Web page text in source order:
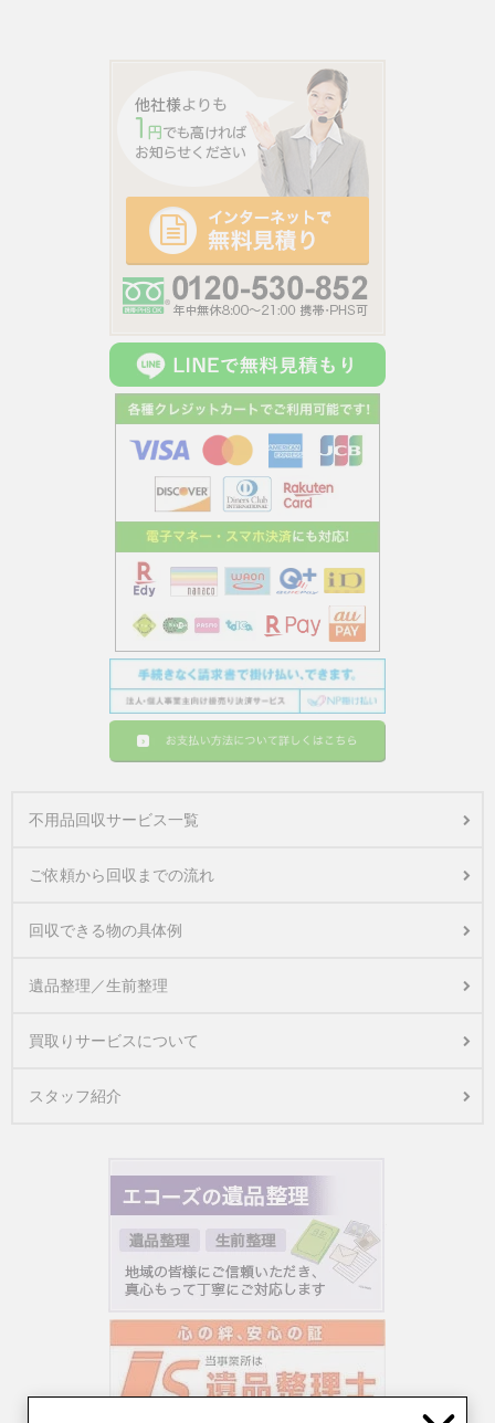
不用品回収サービス一覧
ご依頼から回収までの流れ
回収できる物の具体例
遺品整理／生前整理
買取りサービスについて
スタッフ紹介